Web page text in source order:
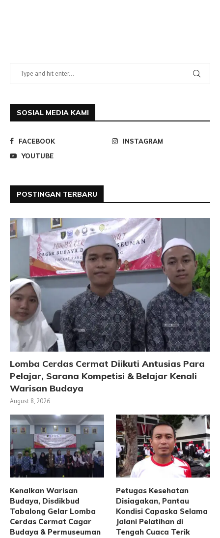
SOSIAL MEDIA KAMI
FACEBOOK
INSTAGRAM
YOUTUBE
POSTINGAN TERBARU
Lomba Cerdas Cermat Diikuti Antusias Para
Pelajar, Sarana Kompetisi & Belajar Kenali
Warisan Budaya
August 8, 2026
Kenalkan Warisan
Budaya, Disdikbud
Tabalong Gelar Lomba
Cerdas Cermat Cagar
Budaya & Permuseuman
Petugas Kesehatan
Disiagakan, Pantau
Kondisi Capaska Selama
Jalani Pelatihan di
Tengah Cuaca Terik